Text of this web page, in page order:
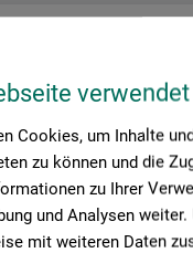
Cookies, um Inhalte
zu können und die
zu Ihrer
und Analysen
mit weiteren Daten